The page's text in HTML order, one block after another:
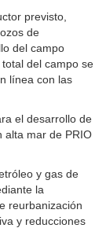
previsto,
de
del campo
del campo se
línea con las
el desarrollo de
alta mar de PRIO
y gas de
la
reurbanización
y reducciones